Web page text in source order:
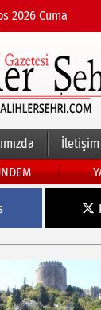
2026 Cuma
İletişim